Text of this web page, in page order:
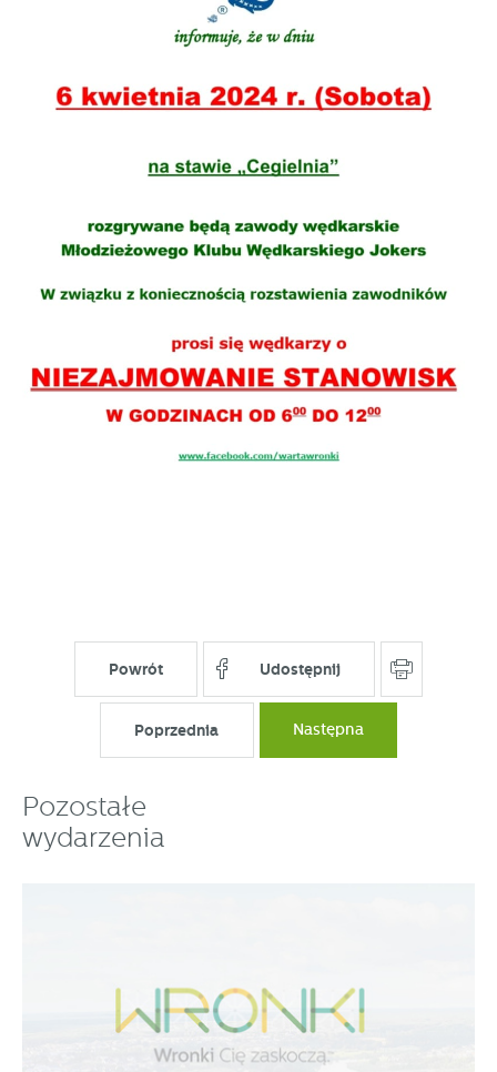
Powrót Udostępnij
Poprzednia Następna
Pozostałe
wydarzenia
upodobań oraz Twoich zwyczajów dotyczących
przeglądanej witryny internetowej. Treści promocyjne
mogą pojawić się na stronach podmiotów trzecich
dostawców usług. Firmy te działają w charakterze
społecznościowych.